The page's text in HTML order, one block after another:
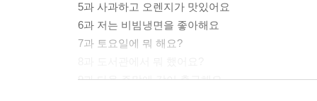
5과 사과하고 오렌지가 맛있어요
6과 저는 비빔냉면을 좋아해요
7과 토요일에 뭐 해요?
9과 다음 주말에 같이 축구해요